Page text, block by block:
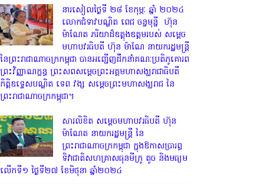
នារសៀលថ្ងៃទី ២៨ ខែកុម្ភៈ ឆ្នាំ ២០២៤
លោកជំទាវបណ្ឌិត ពេជ ចន្ទមុន្នី ហ៊ុន
ម៉ាណែត ភរិយាដ៏ឧត្តុងឧត្តមរបស់ សម្តេច
មហាបវរធិបតី ហ៊ុន ម៉ាណែ នាយករដ្ឋមន្រ្តី
នៃព្រះរាជាណាចក្រកម្ពុជា បានអញ្ជើញដឹកនាំគណៈប្រតិភូគោរព
ព្រះវិញ្ញាណក្ខន្ធ ព្រះសពសម្តេចព្រះអគ្គមហាសង្ឃរាជាធិបតី
កិត្តិឧទ្ទេសបណ្ឌិត ទេព វង្ស សម្តេចព្រះមហាសង្ឃរាជ នៃ
សារលិខិត សម្តេចមហាបវរធិបតី ហ៊ុន
ម៉ាណែត នាយករដ្ឋមន្ត្រី នៃ
ព្រះរាជាណាចក្រកម្ពុជា ក្នុងឱកាសប្រារព្ធ
ទិវាជាតិសហគ្រាសធុនមីក្រូ តូច និងមធ្យម